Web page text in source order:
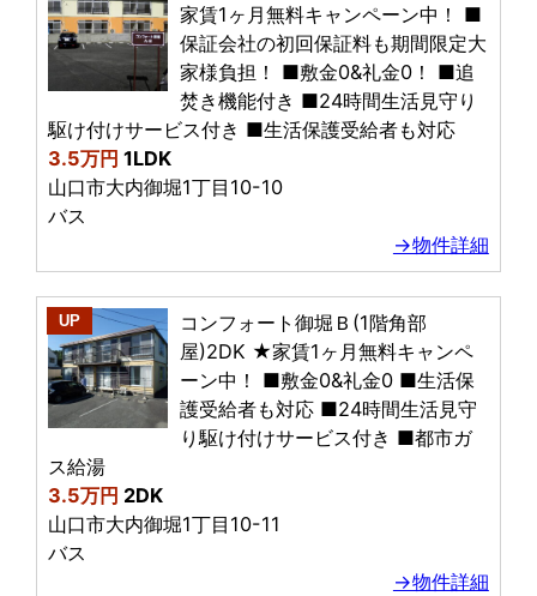
家賃1ヶ月無料キャンペーン中！ ■
保証会社の初回保証料も期間限定大
家様負担！ ■敷金0&礼金0！ ■追
焚き機能付き ■24時間生活見守り
駆け付けサービス付き ■生活保護受給者も対応
3.5万円1LDK
山口市大内御堀1丁目10-10
バス
→物件詳細
UP
コンフォート御堀Ｂ(1階角部
屋)2DK ★家賃1ヶ月無料キャンペ
ーン中！ ■敷金0&礼金0 ■生活保
護受給者も対応 ■24時間生活見守
り駆け付けサービス付き ■都市ガ
ス給湯
3.5万円 2DK
山口市大内御堀1丁目10-11
バス
→物件詳細